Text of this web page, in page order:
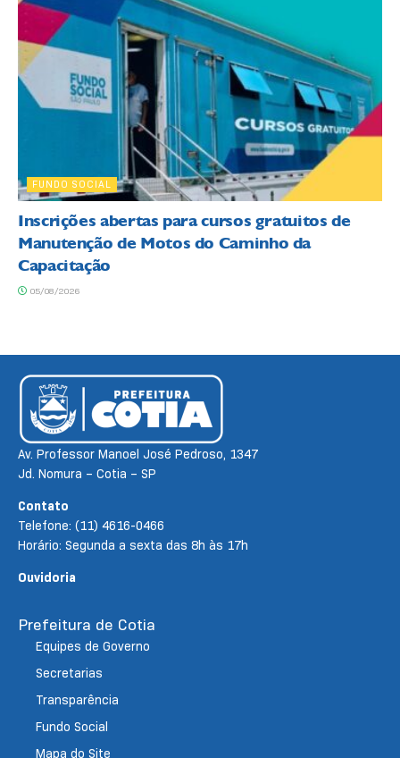
FUNDO SOCIAL
Inscrições abertas para cursos gratuitos de
Manutenção de Motos do Caminho da
Capacitação
05/08/2026
Av. Professor Manoel José Pedroso, 1347
Jd. Nomura – Cotia – SP
Contato
Telefone: (11) 4616-0466
Horário: Segunda a sexta das 8h às 17h
Ouvidoria
Prefeitura de Cotia
Equipes de Governo
Secretarias
Transparência
Fundo Social
Mapa do Site